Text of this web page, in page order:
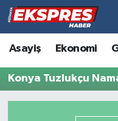
Asayiş Ekonomi
Konya Tuzlukçu
Altıntaş
Asayiş
Hava Durumu
Trafik Durumu